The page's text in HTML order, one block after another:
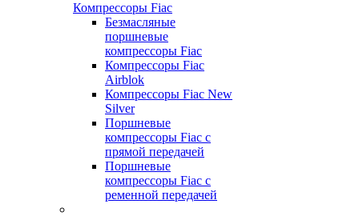
Компрессоры Fiac
Безмасляные
поршневые
компрессоры Fiac
Компрессоры Fiac
Airblok
Компрессоры Fiac New
Silver
Поршневые
компрессоры Fiac с
прямой передачей
Поршневые
компрессоры Fiac с
ременной передачей